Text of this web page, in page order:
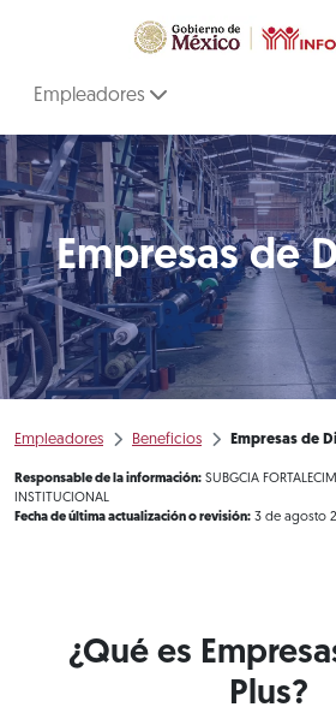
Empleadores
Empresas de
Empleadores Beneficios Empresas de
Responsable de la información: SUBGCIA
INSTITUCIONAL
Fecha de última actualización o revisión: 3 de agosto
¿Qué es
Plus?